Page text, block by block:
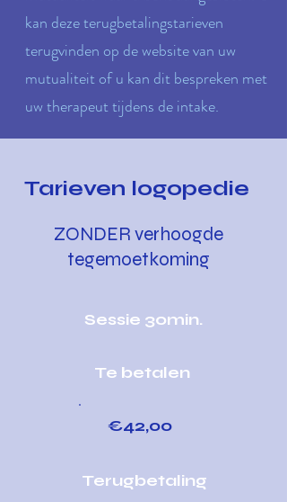
kan deze terugbetalingstarieven
terugvinden op de website van uw
mutualiteit of u kan dit bespreken met
uw therapeut tijdens de intake.
Tarieven logopedie
ZONDER verhoogde
tegemoetkoming
Sessie 30min.
Te betalen
€42,00
Terugbetaling